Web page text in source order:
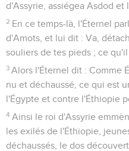
d'Assyrie, assiégea Asdod et
2 En ce temps-là, l'Éternel
d'Amots, et lui dit : Va,
souliers de tes pieds ; ce
3 Alors l'Éternel dit : Comme
nu et déchaussé, ce qui est
l'Égypte et contre l'Éthiopie
4 Ainsi le roi d'Assyrie
les exilés de l'Éthiopie,
déchaussés, le dos